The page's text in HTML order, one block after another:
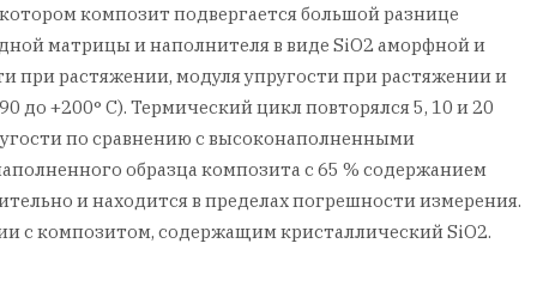
композит подвергается большой разнице
матрицы и наполнителя в виде SiO2 аморфной и
при растяжении, модуля упругости при растяжении и
до +200° С). Термический цикл повторялся 5, 10 и 20
по сравнению с высоконаполненными
образца композита с 65 % содержанием
и находится в пределах погрешности измерения.
с композитом, содержащим кристаллический SiO2.